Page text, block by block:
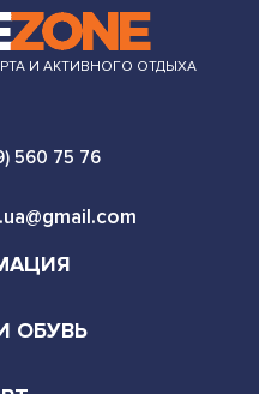
И АКТИВНОГО ОТДЫХА
560 75 76
ОБУВЬ